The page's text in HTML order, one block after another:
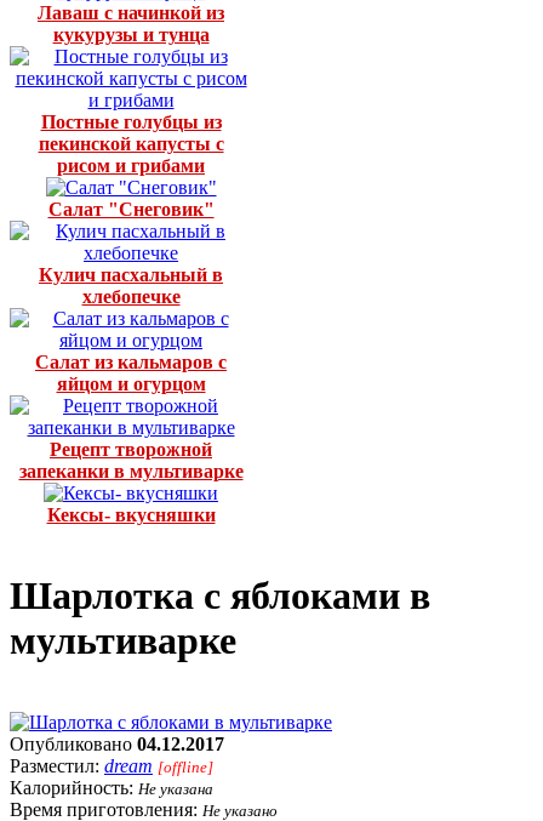
Лаваш с начинкой из
кукурузы и тунца
Постные голубцы из
пекинской капусты с
рисом и грибами
Салат "Снеговик"
Кулич пасхальный в
хлебопечке
Салат из кальмаров с
яйцом и огурцом
Рецепт творожной
запеканки в мультиварке
Кексы- вкусняшки
Шарлотка с яблоками в
мультиварке
Опубликовано 04.12.2017
Разместил: dream [offline]
Калорийность: Не указана
Время приготовления: Не указано